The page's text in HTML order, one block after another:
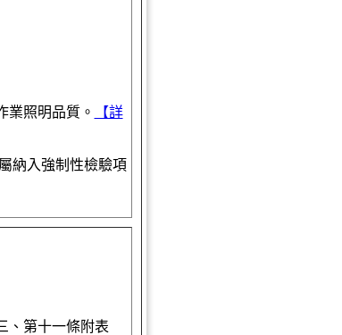
業照明品質。
【詳
納入強制性檢驗項
、第十一條附表